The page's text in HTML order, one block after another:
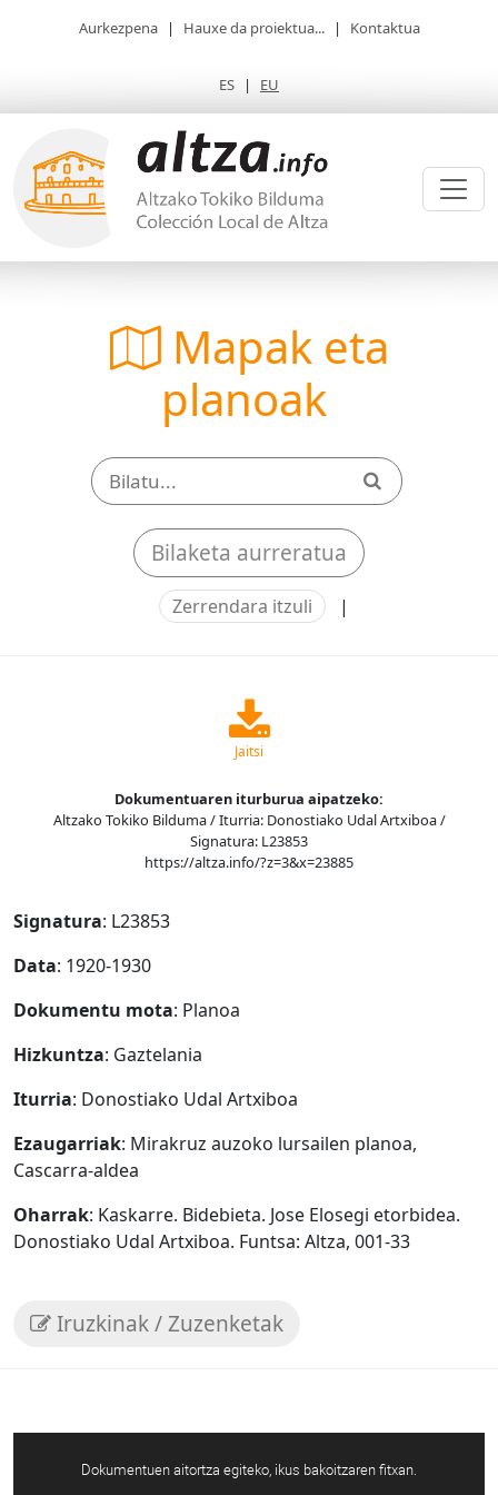
Aurkezpena | Hauxe da proiektua... | Kontaktua
ES | EU
Mapak eta
planoak
Bilaketa aurreratua
Zerrendara itzuli |
Jaitsi
Dokumentuaren iturburua aipatzeko:
Altzako Tokiko Bilduma / Iturria: Donostiako Udal Artxiboa /
Signatura: L23853
https://altza.info/?z=3&x=23885
Signatura: L23853
Data: 1920-1930
Dokumentu mota: Planoa
Hizkuntza: Gaztelania
Iturria: Donostiako Udal Artxiboa
Ezaugarriak: Mirakruz auzoko lursailen planoa,
Cascarra-aldea
Oharrak: Kaskarre. Bidebieta. Jose Elosegi etorbidea.
Donostiako Udal Artxiboa. Funtsa: Altza, 001-33
Iruzkinak / Zuzenketak
Dokumentuen aitortza egiteko, ikus bakoitzaren fitxan.